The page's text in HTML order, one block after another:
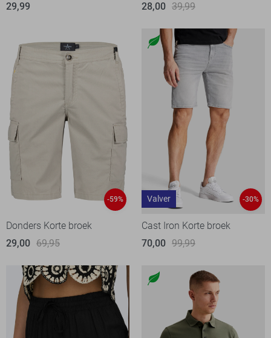
29,99 28,00 39,99
-59%
Donders Korte broek
29,00 69,95
Valver -30%
Cast Iron Korte broek
70,00 99,99